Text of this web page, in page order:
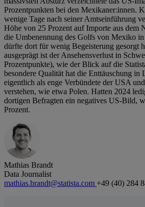
Prozentpunkten bei den Mexikaner:innen.
wenige Tage nach seiner Amtseinführung
Höhe von 25 Prozent auf Importe aus dem
die Umbenennung des Golfs von Mexiko
dürfte dort für wenig Begeisterung gesorgt
ausgeprägt ist der Ansehensverlust in
Prozentpunkte), wie der Blick auf die
besondere Qualität hat die Enttäuschung in
eigentlich als enge Verbündete der USA
verstehen, wie etwa Polen. Hatten 2024
dortigen Befragten ein negatives US-Bild,
Prozent.
Mathias Brandt
Data Journalist
mathias.brandt@statista.com +49 (40) 284